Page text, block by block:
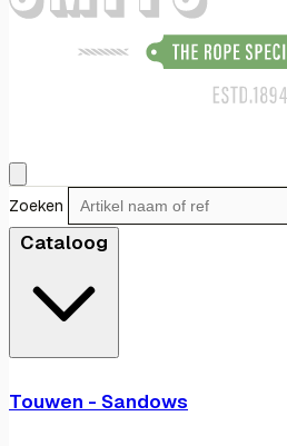
Zoeken
Cataloog
Touwen - Sandows